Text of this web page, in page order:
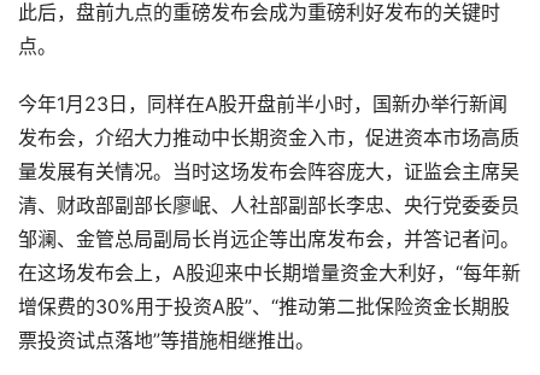
此后，盘前九点的重磅发布会成为重磅利好发布的关键时
点。
今年1月23日，同样在A股开盘前半小时，国新办举行新闻
发布会，介绍大力推动中长期资金入市，促进资本市场高质
量发展有关情况。当时这场发布会阵容庞大，证监会主席吴
清、财政部副部长廖岷、人社部副部长李忠、央行党委委员
邹澜、金管总局副局长肖远企等出席发布会，并答记者问。
在这场发布会上，A股迎来中长期增量资金大利好，“每年新
增保费的30%用于投资A股”、“推动第二批保险资金长期股
票投资试点落地”等措施相继推出。